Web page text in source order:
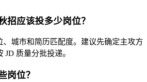
招应该投多少岗位？
、城市和简历匹配度。建议先确定主攻方
JD 质量分批投递。
岗位？